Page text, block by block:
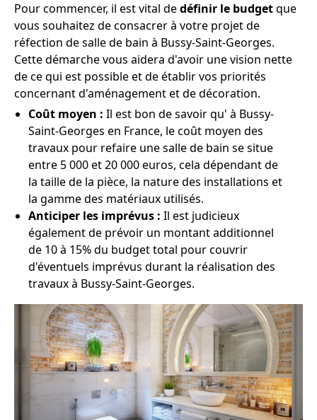
Pour commencer, il est vital dedéfinir le budgetque
vous souhaitez de consacrer à votre projet de
réfection de salle de bain à Bussy-Saint-Georges.
Cette démarche vous aidera d'avoir une vision nette
de ce qui est possible et de établir vos priorités
concernant d'aménagement et de décoration.
Coût moyen : Il est bon de savoir qu' à Bussy-
Saint-Georges en France, le coût moyen des
travaux pour refaire une salle de bain se situe
entre 5 000 et 20 000 euros, cela dépendant de
la taille de la pièce, la nature des installations et
la gamme des matériaux utilisés.
Anticiper les imprévus : Il est judicieux
également de prévoir un montant additionnel
de 10 à 15% du budget total pour couvrir
d'éventuels imprévus durant la réalisation des
travaux à Bussy-Saint-Georges.